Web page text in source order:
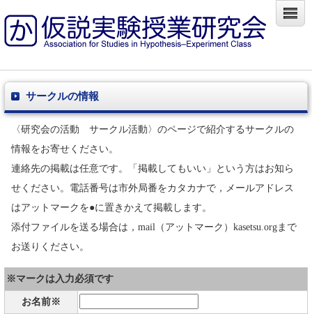
サークルの情報
〈研究会の活動 サークル活動〉のページで紹介するサークルの
情報をお寄せください。
連絡先の掲載は任意です。「掲載してもいい」という方はお知ら
せください。電話番号は市外局番をカタカナで，メールアドレス
はアットマークを●に置きかえて掲載します。
添付ファイルを送る場合は，mail（アットマーク）kasetsu.orgまで
お送りください。
※マークは入力必須です
お名前※